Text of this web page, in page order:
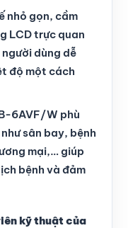
nhỏ gọn, cầm
LCD trực quan
dùng dễ
độ một cách
6AVF/W phù
sân bay, bệnh
mại,… giúp
bệnh và đảm
kỹ thuật của